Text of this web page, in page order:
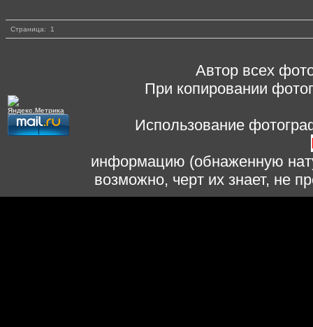
Страница: 1
Автор всех
При копировании
Использование
информацию (обнаженную
возможно, черт их знает, не